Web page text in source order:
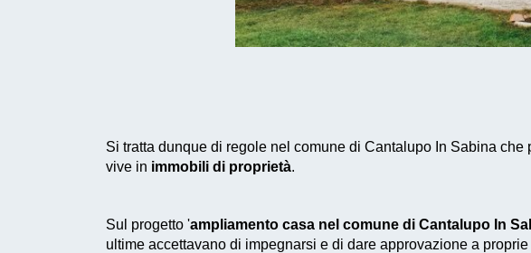
Si tratta dunque di regole nel comune di Cantalupo In Sabina
vive in immobili di proprietà.
Sul progetto 'ampliamento casa nel comune di Cantalupo In
ultime accettavano di impegnarsi e di dare approvazione a